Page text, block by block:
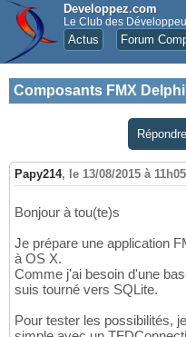
Developpez.com
Le Club des
Actus Forum
Composants FMX Delphi
Papy214, le 13/08/2015 à 11h05
Bonjour à tou(te)s
Je prépare une application
à OS X.
Comme j'ai besoin d'une
suis tourné vers SQLite.
Pour tester les possibilités,